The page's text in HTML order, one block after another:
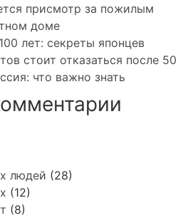
присмотр за пожилым
доме
лет: секреты японцев
стоит отказаться после 50
что важно знать
людей (28)
(12)
(8)